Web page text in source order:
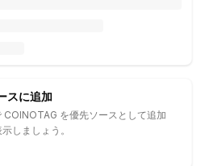
スに追加
を優先ソースとして追加
しましょう。